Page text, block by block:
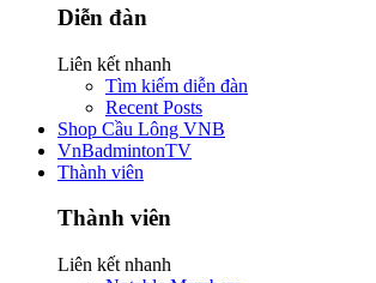
Diễn đàn
Liên kết nhanh
Tìm kiếm diễn đàn
Recent Posts
Shop Cầu Lông VNB
VnBadmintonTV
Thành viên
Thành viên
Liên kết nhanh